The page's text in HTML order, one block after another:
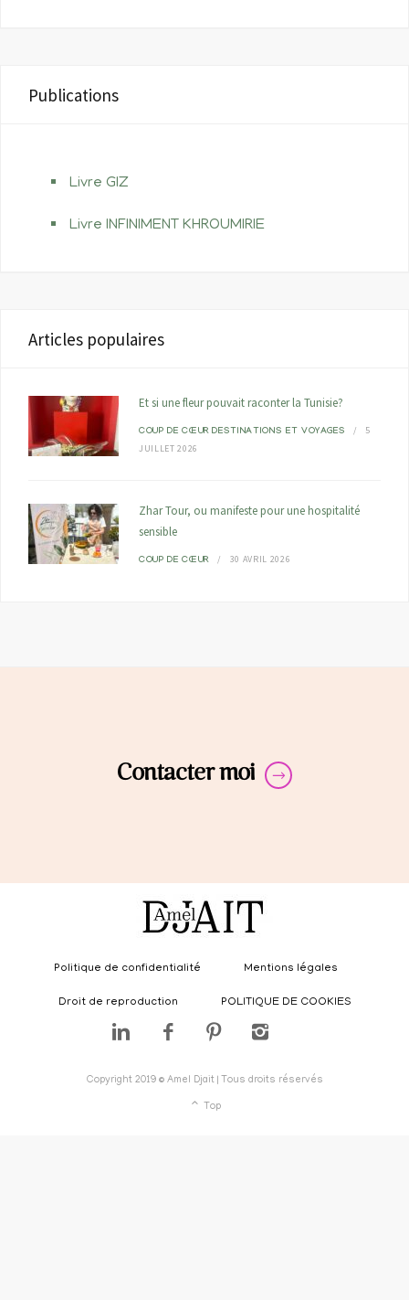
Publications
Livre GIZ
Livre INFINIMENT KHROUMIRIE
Articles populaires
Et si une fleur pouvait raconter la Tunisie?
COUP DE CŒUR DESTINATIONS ET VOYAGES
5
JUILLET 2026
Zhar Tour, ou manifeste pour une hospitalité
sensible
COUP DE CŒUR 30 AVRIL 2026
Contacter moi
Politique de confidentialité Mentions légales
Droit de reproduction POLITIQUE DE COOKIES
Copyright 2019 © Amel Djait | Tous droits réservés
Top